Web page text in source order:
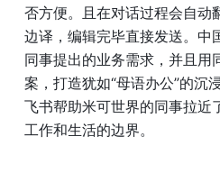
否方便。且在对话过程会自动
边译，编辑完毕直接发送。中
同事提出的业务需求，并且用
案，打造犹如“母语办公”的沉
飞书帮助米可世界的同事拉近
工作和生活的边界。